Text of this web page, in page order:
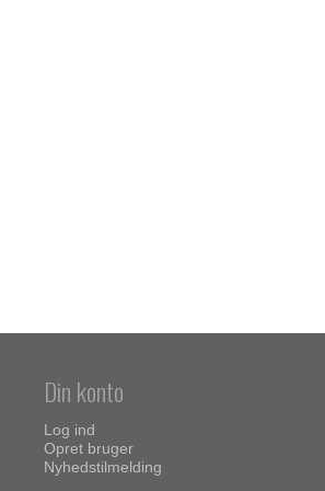
Din konto
Log ind
Opret bruger
Nyhedstilmelding